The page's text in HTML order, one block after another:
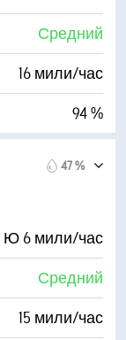
7 мили
1600 фт
Средний
16 мили/час
94 %
98 %
7 мили
1600 фт
47 %
Ю 6 мили/час
Средний
15 мили/час